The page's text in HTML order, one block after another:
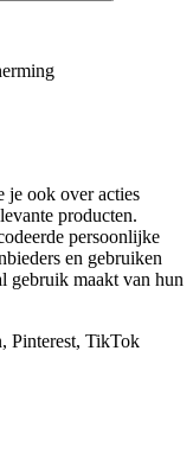
je ook over acties
producten.
persoonlijke
en gebruiken
gebruik maakt van hun
Pinterest, TikTok